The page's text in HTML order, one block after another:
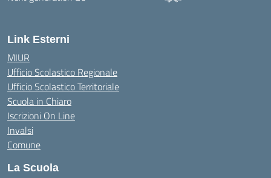
Link Esterni
MIUR
Ufficio Scolastico Regionale
Ufficio Scolastico Territoriale
Scuola in Chiaro
Iscrizioni On Line
Invalsi
Comune
La Scuola